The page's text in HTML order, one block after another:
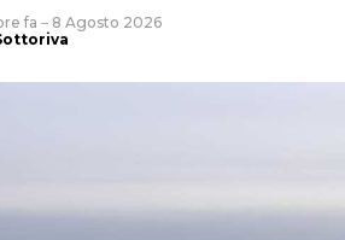
fa – 8 Agosto 2026